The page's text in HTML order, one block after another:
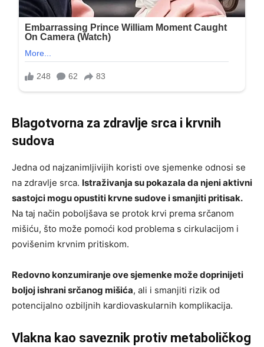
Blagotvorna za zdravlje srca i krvnih
sudova
Jedna od najzanimljivijih koristi ove sjemenke odnosi se
na zdravlje srca. Istraživanja su pokazala da njeni aktivni
sastojci mogu opustiti krvne sudove i smanjiti pritisak.
Na taj način poboljšava se protok krvi prema srčanom
mišiću, što može pomoći kod problema s cirkulacijom i
povišenim krvnim pritiskom.
Redovno konzumiranje ove sjemenke može doprinijeti
boljoj ishrani srčanog mišića, ali i smanjiti rizik od
potencijalno ozbiljnih kardiovaskularnih komplikacija.
Vlakna kao saveznik protiv metaboličkog